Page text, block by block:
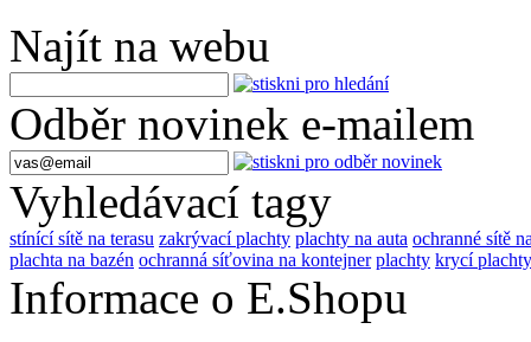
Najít na webu
Odběr novinek e-mailem
Vyhledávací tagy
stínící sítě na terasu zakrývací plachty plachty na auta ochranné sítě
plachta na bazén ochranná síťovina na kontejner plachty krycí plachty
Informace o E.Shopu